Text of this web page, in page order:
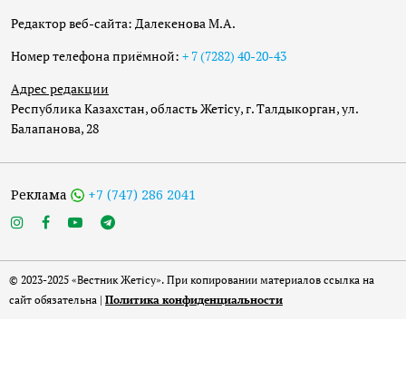
Редактор веб-сайта: Далекенова М.А.
Номер телефона приёмной: + 7 (7282) 40-20-43
Адрес редакции
Республика Казахстан, область Жетісу, г. Талдыкорган, ул.
Балапанова, 28
Реклама +7 (747) 286 2041
© 2023-2025 «Вестник Жетісу». При копировании материалов ссылка на
сайт обязательна | Политика конфиденциальности